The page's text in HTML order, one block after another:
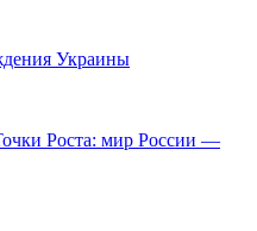
Украины
Роста: мир России —